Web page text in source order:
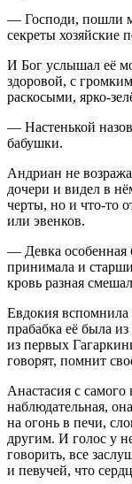
— Господи, пошли
секреты хозяйские
И Бог услышал её
здоровой, с
раскосыми, ярко-
— Настенькой
бабушки.
Андриан не
дочери и видел в
черты, но и что-то
или эвенков.
— Девка особенная
принимала и
кровь разная
Евдокия вспомнила
прабабка её была
из первых
говорят, помнит
Анастасия с самого
наблюдательная,
на огонь в печи,
другим. И голос у
говорить, все
и певучей, что